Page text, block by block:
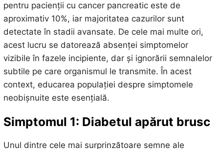
pentru pacienții cu cancer pancreatic este de
aproximativ 10%, iar majoritatea cazurilor sunt
detectate în stadii avansate. De cele mai multe ori,
acest lucru se datorează absenței simptomelor
vizibile în fazele incipiente, dar și ignorării semnalelor
subtile pe care organismul le transmite. În acest
context, educarea populației despre simptomele
neobișnuite este esențială.
Simptomul 1: Diabetul apărut brusc
Unul dintre cele mai surprinzătoare semne ale